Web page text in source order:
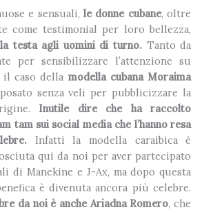
e sensuali, le donne cubane, oltre
come testimonial per loro bellezza,
testa agli uomini di turno. Tanto da
per sensibilizzare l’attenzione su
il caso della modella cubana Moraima
senza veli per pubblicizzare la
Inutile dire che ha raccolto
tam sui social media che l’hanno resa
Infatti la modella caraibica è
qui da noi per aver partecipato
di Manekine e J-Ax, ma dopo questa
è divenuta ancora più celebre.
da noi è anche Ariadna Romero, che